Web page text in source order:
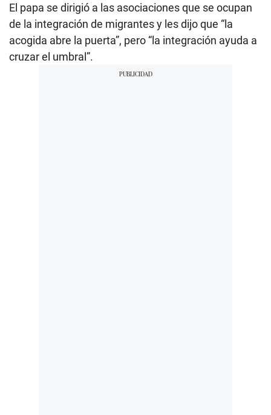
El papa se dirigió a las asociaciones que se ocupan
de la integración de migrantes y les dijo que “la
acogida abre la puerta”, pero “la integración ayuda a
cruzar el umbral”.